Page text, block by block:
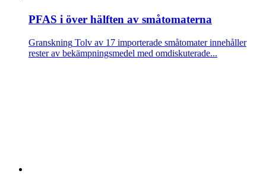
PFAS i över hälften av småtomaterna
Granskning Tolv av 17 importerade småtomater innehåller
rester av bekämpningsmedel med omdiskuterade...